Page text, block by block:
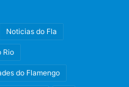
Noticias do Fla
Rio
do Flamengo